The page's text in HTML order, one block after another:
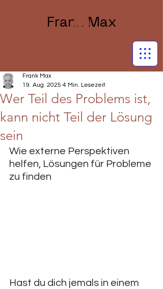
Frank Max
Wer Teil des Problems ist,
kann nicht Teil der Lösung
sein
Frank Max
19. Aug. 2025 4 Min. Lesezeit
Wie externe Perspektiven
helfen, Lösungen für Probleme
zu finden
Hast du dich jemals in einem